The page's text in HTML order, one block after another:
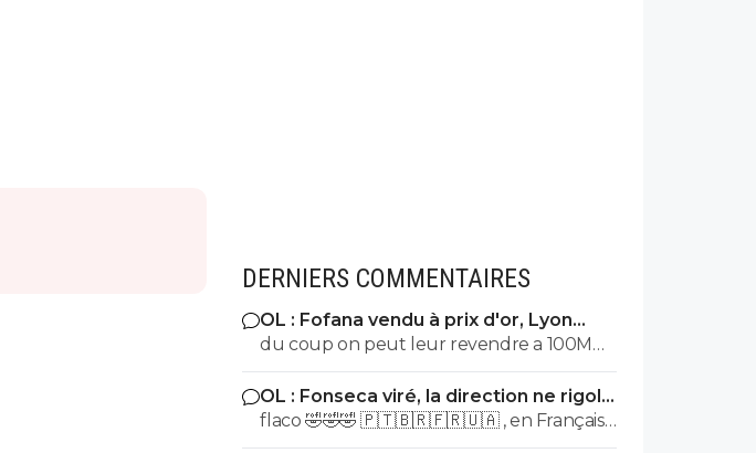
DERNIERS COMMENTAIRES
OL : Fofana vendu à prix d'or, Lyon
remercie le Real
du coup on peut leur revendre a 100M
parce que si diomande en vaut 140 je vois
pas trop pourquoi fofana ce serait 30 Les
mecs te sortent oui mais pour 19 ans il est
OL : Fonseca viré, la direction ne rigole
plus
flaco 🤣🤣🤣 🇵🇹🇧🇷🇫🇷🇺🇦 , en Français ,
ce qui veut dire , stp ,?